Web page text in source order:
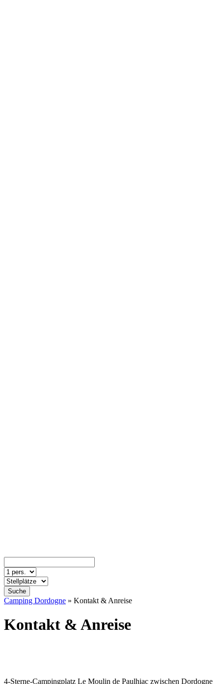
Suche
Camping Dordogne » Kontakt & Anreise
Kontakt & Anreise
4-Sterne-Campingplatz Le Moulin de Paulhiac zwischen Dordogne